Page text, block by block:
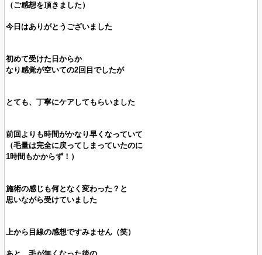
（ご感想を頂きました）
今日はありがとうございました
初めて受けた日からか
なり感覚が空いての2回目でしたが
とても、丁寧にケアしてもらいました
前回よりも時間がかなり早くなっていて
（毛量は完全に戻ってしまっていたのに
1時間もかからず！）
施術の感じも何となく変わった？と
思いながら受けていました
上から目線の感想ですみません（笑）